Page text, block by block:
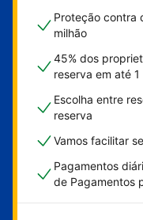
Proteção contra
milhão
45% dos
reserva em até 1
Escolha entre
reserva
Vamos facilitar
Pagamentos
de Pagamentos